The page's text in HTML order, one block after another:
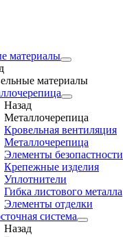
материалы
материалы
Назад
Металлочерепица
Кровельная вентиляция
Металлочерепица
Элементы безопастности
Крепежные изделия
Уплотнители
Гибка листового металла
Элементы отделки
система
Назад